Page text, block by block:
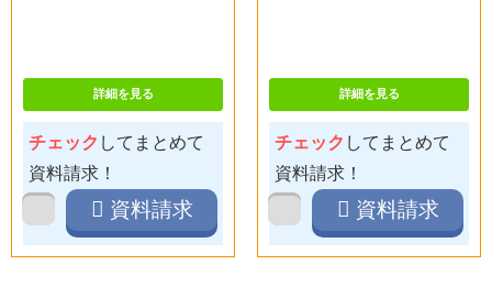
詳細を見る
チェック してまとめて
資料請求！
資料請求
詳細を見る
チェック してまとめて
資料請求！
資料請求